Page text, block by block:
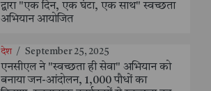
द्वारा "एक दिन, एक घंटा, एक साथ" स्वच्छता
अभियान आयोजित
देश / September 25, 2025
एनसीएल ने "स्वच्छता ही सेवा" अभियान को
बनाया जन-आंदोलन, 1,000 पौधों का